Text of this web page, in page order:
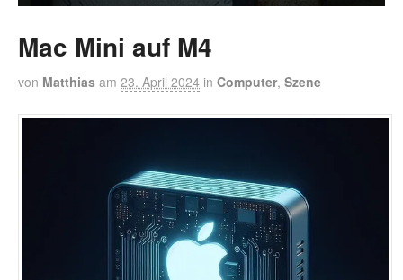
Mac Mini auf M4
von Matthias am 23. April 2024 in Computer, Szene